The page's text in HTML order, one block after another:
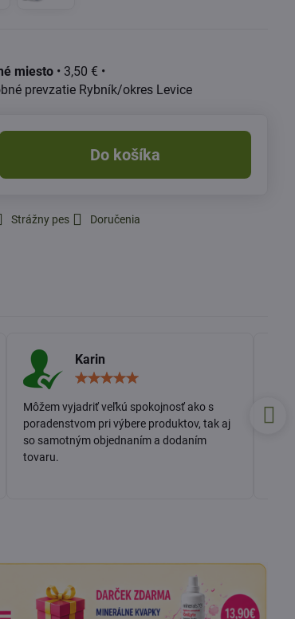
miesto• 3,50 € •
prevzatie Rybník/okres Levice
Do košíka
Strážny pes Doručenia
Karin
/
5
Môžem vyjadriť veľkú spokojnosť ako s
poradenstvom pri výbere produktov, tak aj
so samotným objednaním a dodaním
tovaru.